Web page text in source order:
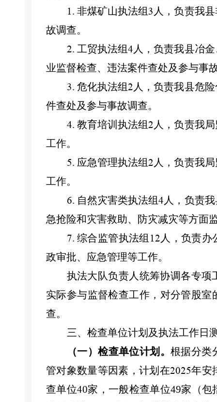
1. 非煤矿山执法组3 人，负责我
故调查。
2. 工贸执法组4人，负责我县冶
业监督检查、违法案件查处及参与事
3. 危化执法组2人，负责我县危
件查处及参与事故调查。
4. 教育培训执法组2人 ，负责我
工作。
5. 应急管理执法组2人，负责我
工作。
6. 自然灾害类执法组4人，负责
急抢险和灾害救助、防灾减灾等方面
7. 综合监管执法组 12人，负责办
政审批、应急管理等工作。
执法大队负责人统筹协调各专
实际参与监督检查工作， 对分管股室
查。
三、检查单位计划及执法工作日
（一）检查单位计划 。 根据分类
管对象数量等因素，计划在2025年安
查单位40家 ， 一般检查单位49家（包